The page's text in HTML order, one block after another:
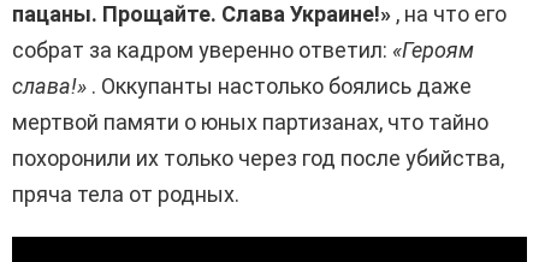
пацаны. Прощайте. Слава Украине!» , на что его
собрат за кадром уверенно ответил: «Героям
слава!» . Оккупанты настолько боялись даже
мертвой памяти о юных партизанах, что тайно
похоронили их только через год после убийства,
пряча тела от родных.